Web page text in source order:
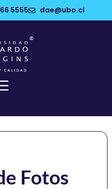
5555 dae@ubo.cl
Fotos